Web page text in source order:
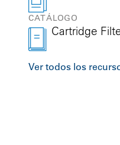
CATÁLOGO
Cartridge
Ver todos los